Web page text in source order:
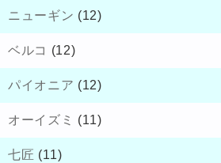
ニューギン (12)
ベルコ (12)
パイオニア (12)
オーイズミ (11)
七匠 (11)